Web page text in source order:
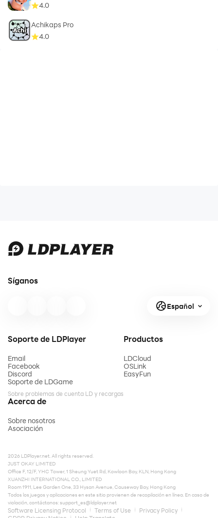
4.0
Achikaps Pro
4.0
Síganos
Español
Soporte de LDPlayer
Email
Facebook
Discord
Soporte de LDGame
Sobre problemas de cuenta LD y recargas
Productos
LDCloud
OSLink
EasyFun
Acerca de
Sobre nosotros
Asociación
2026 LDPlayer.net. All rights reserved.
JUST OKAY LIMITED
Office F, 12/F, YHC Tower, 1 Sheung Yuet Rd, Kowloon Bay, KLN, Hong Kong
XUANZHI INTERNATIONAL CO., LIMITED
Room 1911, Lee Garden One, 33 Hysan Avenue, Causeway Bay, Hong Kong
Todos los juegos y aplicaciones en este sitio provienen de recopilación en línea. En caso de
violación, contáctanos:support_es@ldplayer.net
Software Licensing Protocol Terms of Use
Privacy Policy